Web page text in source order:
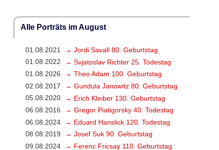
Alle Porträts im August
01.08.2021
→ Jordi Savall 80. Geburtstag
01.08.2022
→ Svjatoslav Richter 25. Todestag
01.08.2026
→ Theo Adam 100. Geburtstag
02.08.2017
→ Gundula Janowitz 80. Geburtstag
05.08.2020
→ Erich Kleiber 130. Geburtstag
06.08.2016
→ Gregor Piatigorsky 40. Todestag
06.08.2024
→ Eduard Hanslick 120. Todestag
08.08.2019
→ Josef Suk 90. Geburtstag
09.08.2024
→ Ferenc Fricsay 110. Geburtstag